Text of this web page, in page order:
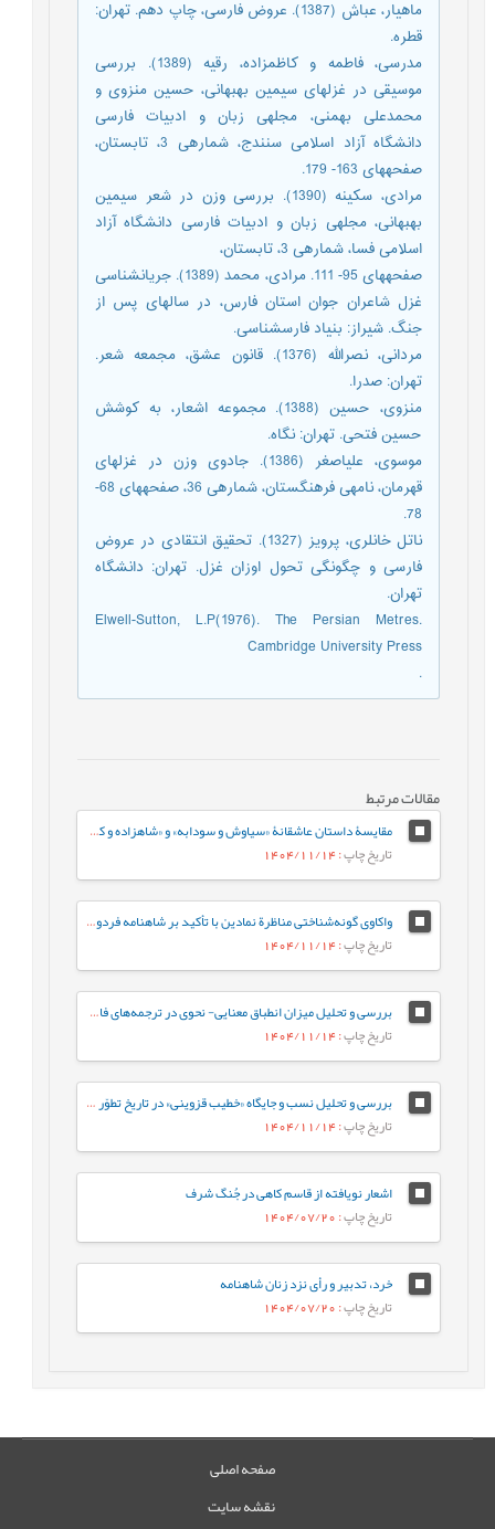
ماهیار، عباش (1387). عروض فارسی، چاپ دهم. تهران:
قطره.
مدرسی، فاطمه و کاظم‏زاده، رقیه (1389). بررسی
موسیقی در غزل‏های سیمین بهبهانی، حسین منزوی و
محمدعلی بهمنی، مجله‏ی زبان و ادبیات فارسی
دانشگاه آزاد اسلامی سنندج، شماره‏ی 3، تابستان،
صفحه‏های 163- 179.
مرادی، سکینه (1390). بررسی وزن در شعر سیمین
بهبهانی، مجله‏ی زبان و ادبیات فارسی دانشگاه آزاد
اسلامی فسا، شماره‏ی 3، تابستان،
صفحه‏های 95- 111. مرادی، محمد (1389). جریان‏شناسی
غزل شاعران جوان استان فارس، در سال‏های پس از
جنگ. شیراز: بنیاد فارس‏شناسی.
مردانی، نصرالله (1376). قانون عشق، مجمعه شعر.
تهران: صدرا.
منزوی، حسین (1388). مجموعه اشعار، به کوشش
حسین فتحی. تهران: نگاه.
موسوی، علی‏اصغر (1386). جادوی وزن در غزل‏های
قهرمان، نامه‏ی فرهنگستان، شماره‏ی 36، صفحه‏های 68-
78.
ناتل خانلری، پرویز (1327). تحقیق انتقادی در عروض
فارسی و چگونگی تحول اوزان غزل. تهران: دانشگاه
تهران.
Elwell-Sutton, L.P(1976). The Persian Metres.
Cambridge University Press
مقالات مرتبط
مقایسۀ داستان عاشقانۀ «سیاوش و سودابه» و «شاهزاده و کنیزک»
تاریخ چاپ: 1404/11/14
واکاوی گونه‌شناختی مناظرة نمادین با تأکید بر شاهنامه فردوسی و خمسة نظامی گنجوی
تاریخ چاپ: 1404/11/14
بررسی و تحلیل میزان انطباق معنایی- نحوی در ترجمه‏‌های فارسی رمان «سه‌شنبه‌ها با موری»
تاریخ چاپ: 1404/11/14
بررسی و تحلیل نسب و جایگاه «خطیب قزوینی» در تاریخ تطوّر علوم بلاغی
تاریخ چاپ: 1404/11/14
اشعار نویافته از قاسم کاهی در جُنگ شرف
تاریخ چاپ: 1404/07/20
خرد، تدبیر و رأی نزد زنان شاهنامه
تاریخ چاپ: 1404/07/20
صفحه اصلی
نقشه سایت